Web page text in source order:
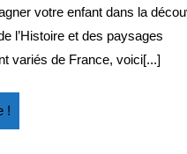
SUR
livres
enfants
sur
votre enfant dans la
l’Histoire et des paysages
variés de France, voici[...]
!
Découvre